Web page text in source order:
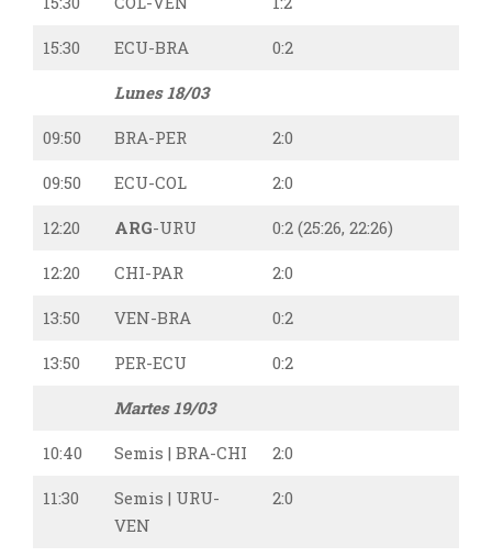
15:30 ECU-BRA 0:2
Lunes 18/03
09:50 BRA-PER 2:0
09:50 ECU-COL 2:0
12:20 ARG-URU 0:2 (25:26, 22:26)
12:20 CHI-PAR 2:0
13:50 VEN-BRA 0:2
13:50 PER-ECU 0:2
Martes 19/03
10:40 Semis | BRA-CHI 2:0
11:30
Semis | URU-
VEN
2:0